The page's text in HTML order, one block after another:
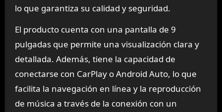
lo que garantiza su calidad y seguridad.
El producto cuenta con una pantalla de 9
pulgadas que permite una visualización clara y
detallada. Además, tiene la capacidad de
conectarse con CarPlay o Android Auto, lo que
facilita la navegación en línea y la reproducción
de música a través de la conexión con un